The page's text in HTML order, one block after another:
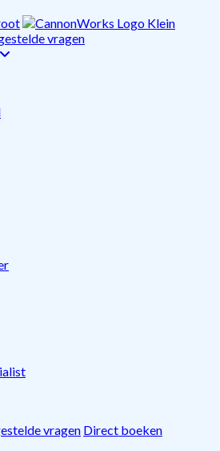
vragen
vragen Direct boeken